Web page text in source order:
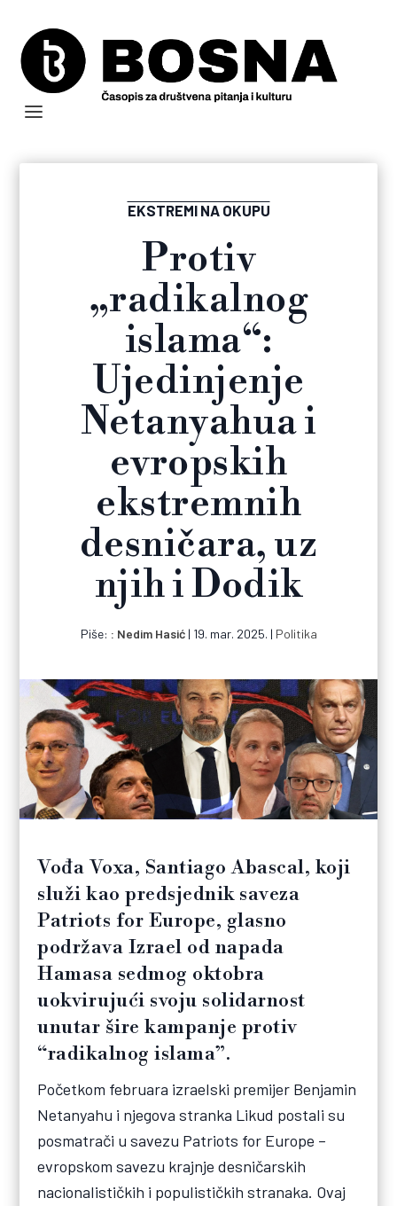
EKSTREMI NA OKUPU
Protiv
„radikalnog
islama“:
Ujedinjenje
Netanyahua i
evropskih
ekstremnih
desničara, uz
njih i Dodik
Piše: Nedim Hasić| 19. mar. 2025. | Politika
Vođa Voxa, Santiago Abascal, koji
služi kao predsjednik saveza
Patriots for Europe, glasno
podržava Izrael od napada
Hamasa sedmog oktobra
uokvirujući svoju solidarnost
unutar šire kampanje protiv
“radikalnog islama”.
Početkom februara izraelski premijer Benjamin
Netanyahu i njegova stranka Likud postali su
posmatrači u savezu Patriots for Europe –
evropskom savezu krajnje desničarskih
nacionalističkih i populističkih stranaka. Ovaj